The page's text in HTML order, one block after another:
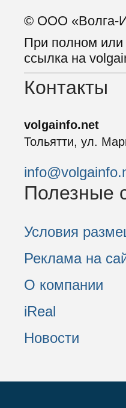
© ООО «Волга-
При полном или
ссылка на
Контакты
volgainfo.net
Тольятти, ул.
Полезные
Условия
Реклама на
О компании
iReal
Новости